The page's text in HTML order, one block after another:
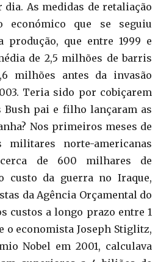
As medidas de retaliação
económico que se seguiu
produção, que entre 1999 e
de 2,5 milhões de barris
milhões antes da invasão
Teria sido por cobiçarem
Bush pai e filho lançaram as
Nos primeiros meses de
militares norte-americanas
de 600 milhares de
custo da guerra no Iraque,
da Agência Orçamental do
custos a longo prazo entre 1
o economista Joseph Stiglitz,
Nobel em 2001, calculava